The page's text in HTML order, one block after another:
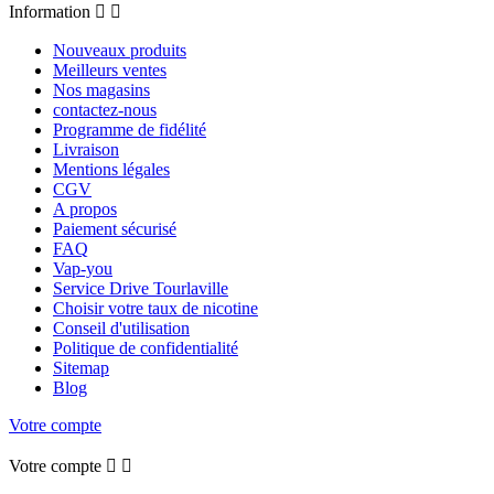
Information  
Nouveaux produits
Meilleurs ventes
Nos magasins
contactez-nous
Programme de fidélité
Livraison
Mentions légales
CGV
A propos
Paiement sécurisé
FAQ
Vap-you
Service Drive Tourlaville
Choisir votre taux de nicotine
Conseil d'utilisation
Politique de confidentialité
Sitemap
Blog
Votre compte
Votre compte  